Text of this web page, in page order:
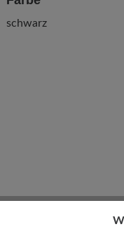
schwarz